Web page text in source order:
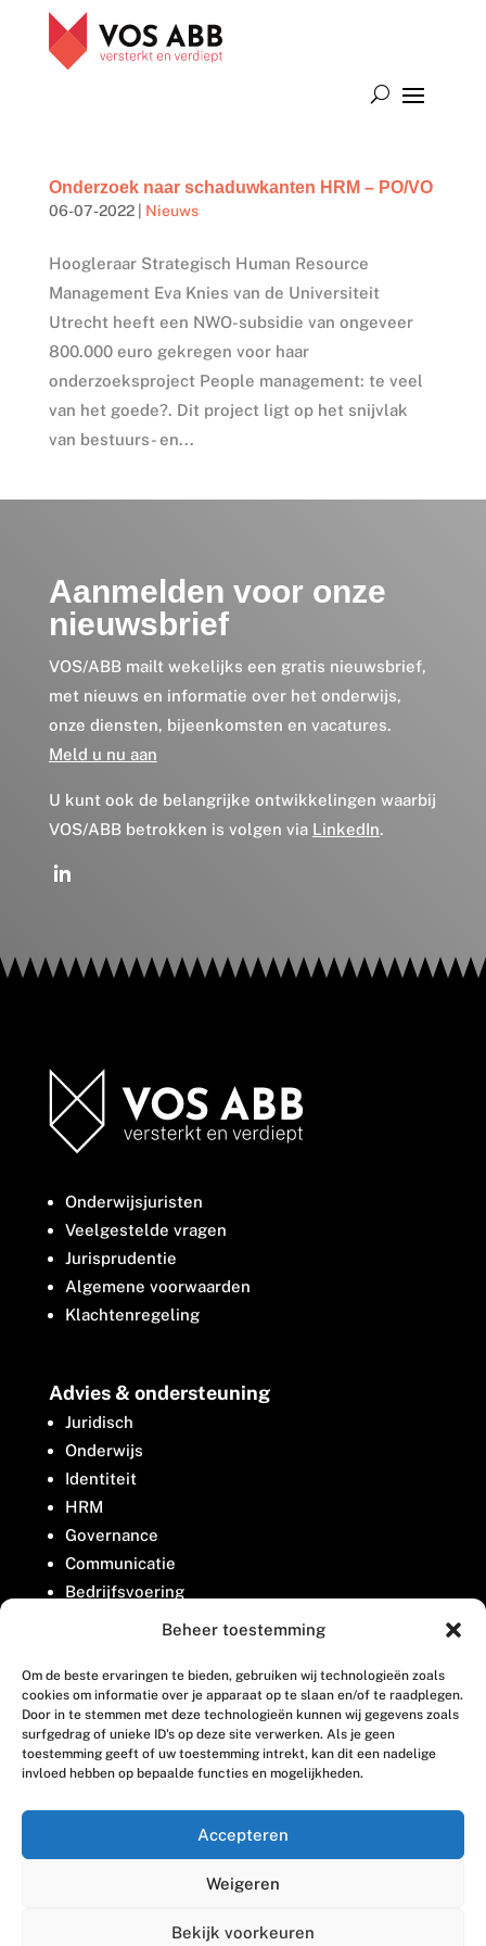
Beheer toestemming
Om de beste ervaringen te bieden, gebruiken wij technologieën zoals
cookies om informatie over je apparaat op te slaan en/of te raadplegen.
Door in te stemmen met deze technologieën kunnen wij gegevens zoals
surfgedrag of unieke ID's op deze site verwerken. Als je geen
toestemming geeft of uw toestemming intrekt, kan dit een nadelige
invloed hebben op bepaalde functies en mogelijkheden.
Accepteren
Weigeren
Bekijk voorkeuren
Onderzoek naar schaduwkanten HRM – PO/VO
06-07-2022| Nieuws
Hoogleraar Strategisch Human Resource
Management Eva Knies van de Universiteit
Utrecht heeft een NWO-subsidie van ongeveer
800.000 euro gekregen voor haar
onderzoeksproject People management: te veel
van het goede?. Dit project ligt op het snijvlak
van bestuurs- en...
Aanmelden voor onze
nieuwsbrief
VOS/ABB mailt wekelijks een gratis nieuwsbrief,
met nieuws en informatie over het onderwijs,
onze diensten, bijeenkomsten en vacatures.
Meld u nu aan
U kunt ook de belangrijke ontwikkelingen waarbij
VOS/ABB betrokken is volgen via LinkedIn.
Onderwijsjuristen
Veelgestelde vragen
Jurisprudentie
Algemene voorwaarden
Klachtenregeling
Advies & ondersteuning
Juridisch
Onderwijs
Identiteit
HRM
Governance
Communicatie
Bedrijfsvoering
Belangenbehartiging
Contact
Houttuinlaan 8
3447 GM Woerden